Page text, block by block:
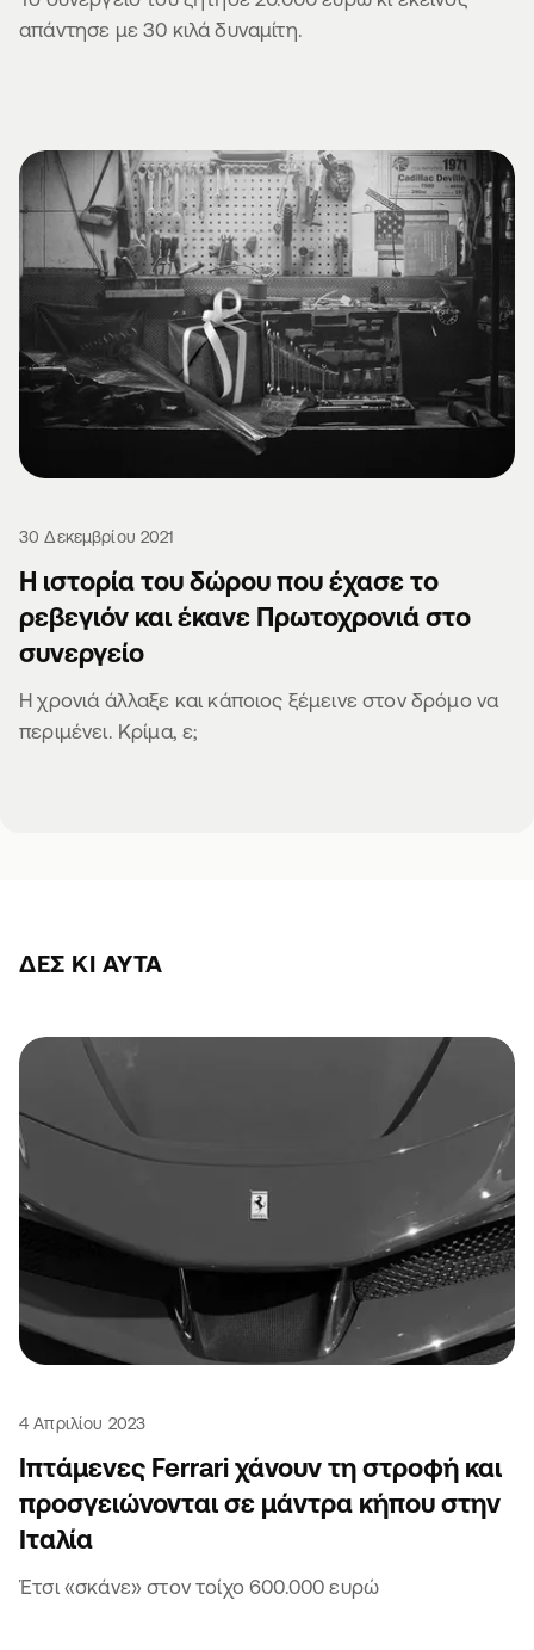
απάντησε με 30 κιλά δυναμίτη.
30 Δεκεμβρίου 2021
Η ιστορία του δώρου που έχασε το
ρεβεγιόν και έκανε Πρωτοχρονιά στο
συνεργείο
Η χρονιά άλλαξε και κάποιος ξέμεινε στον δρόμο να
περιμένει. Κρίμα, ε;
ΔΕΣ ΚΙ ΑΥΤΆ
4 Απριλίου 2023
Ιπτάμενες Ferrari χάνουν τη στροφή και
προσγειώνονται σε μάντρα κήπου στην
Ιταλία
Έτσι «σκάνε» στον τοίχο 600.000 ευρώ